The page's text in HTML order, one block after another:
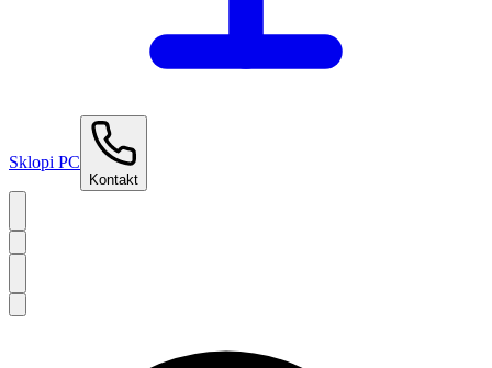
Sklopi PC
Kontakt